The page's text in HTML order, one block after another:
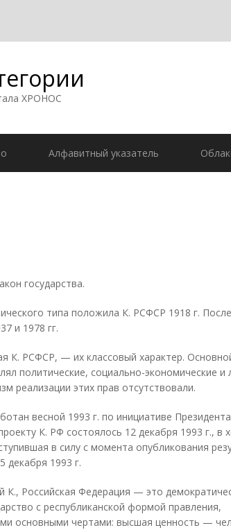
ХРОНОС
Алфавитный указатель
государства.
типа положила К. РСФСР 1918 г.
и 1978 гг.
К. РСФСР, — их классовый характер.
политические, социально-экономические и
реализации этих прав отсутствовали.
весной 1993 г. по инициативе
К. РФ состоялось 12 декабря 1993 г., в
в силу с момента опубликования
декабря 1993 г.
К., Российская Федерация — это
с республиканской формой правления,
основными чертами: высшая ценность —